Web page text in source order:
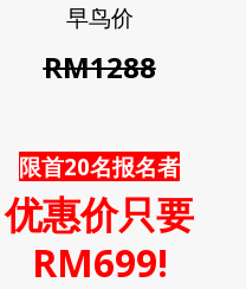
早鸟价
RM1288
限首20名报名者
优惠价只要
RM699!